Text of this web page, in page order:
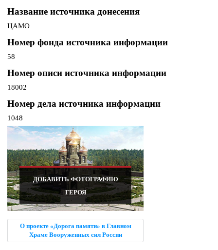
Название источника донесения
ЦАМО
Номер фонда источника информации
58
Номер описи источника информации
18002
Номер дела источника информации
1048
ДОБАВИТЬ ФОТОГРАФИЮ
ГЕРОЯ
О проекте «Дорога памяти» в Главном
Храме Вооруженных сил России